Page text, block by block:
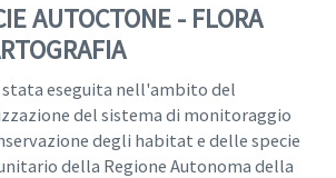
AUTOCTONE - FLORA
eseguita nell'ambito del
del sistema di monitoraggio
degli habitat e delle specie
della Regione Autonoma della